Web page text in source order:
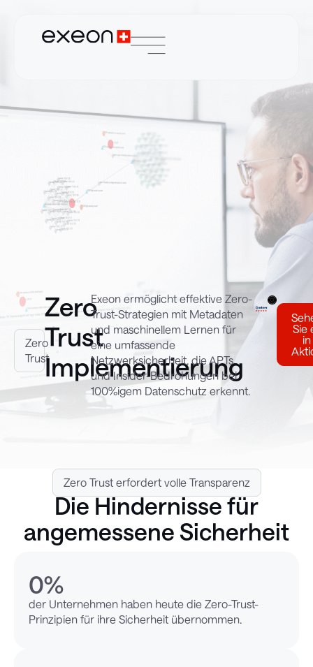
Zero
Trust
Zero
Trust
Implementierung
Exeon ermöglicht effektive Zero-
Trust-Strategien mit Metadaten
und maschinellem Lernen für
eine umfassende
Netzwerksicherheit, die APTs
und Insider-Bedrohungen bei
100%igem Datenschutz erkennt.
Sie
in
Zero Trust erfordert volle Transparenz
Die Hindernisse für
angemessene Sicherheit
der Unternehmen haben heute die Zero-Trust-
Prinzipien für ihre Sicherheit übernommen.
0%